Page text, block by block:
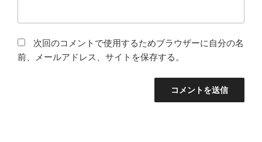
次回のコメントで使用するためブラウザーに自分の名
前、メールアドレス、サイトを保存する。